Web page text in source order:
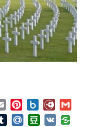
Email Pinterest
Box.net
TumblrMail.RuDouban
VK